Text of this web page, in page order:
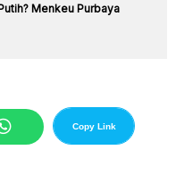
Menkeu Purbaya
Copy Link